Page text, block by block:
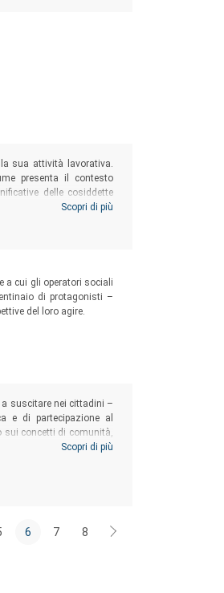
sua attività lavorativa.
presenta il contesto
delle cosiddette
alla dimensione
Scopri di più
a cui gli operatori sociali
di protagonisti –
del loro agire.
a suscitare nei cittadini –
e di partecipazione al
sui concetti di comunità,
settore e dell’intera
generazioni.
Scopri di più
6 7 8